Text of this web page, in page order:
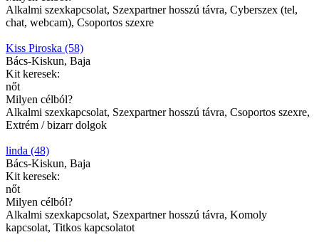
Alkalmi szexkapcsolat, Szexpartner hosszú távra, Cyberszex (tel,
chat, webcam), Csoportos szexre
Kiss Piroska (58)
Bács-Kiskun, Baja
Kit keresek:
nőt
Milyen célból?
Alkalmi szexkapcsolat, Szexpartner hosszú távra, Csoportos szexre,
Extrém / bizarr dolgok
linda (48)
Bács-Kiskun, Baja
Kit keresek:
nőt
Milyen célból?
Alkalmi szexkapcsolat, Szexpartner hosszú távra, Komoly
kapcsolat, Titkos kapcsolatot